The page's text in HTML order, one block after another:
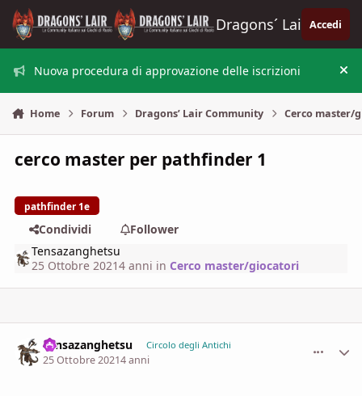
Vai al contenuto
Dragons´ Lair Accedi
Nuova procedura di approvazione delle iscrizioni
Home Forum Dragons’ Lair Community Cerco master/
cerco master per pathfinder 1
pathfinder 1e
Condividi
Follower
Tensazanghetsu
25 Ottobre 20214 anni in Cerco master/giocatori
Tensazanghetsu Circolo degli Antichi
25 Ottobre 20214 anni